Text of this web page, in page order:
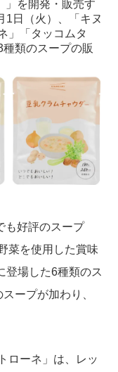
」を開発・販売す
1日（火）、「キヌ
」「タッコムタ
類のスープの販
も好評のスープ
菜を使用した賞味
登場した6種類のス
ープが加わり、
ローネ」は、レッ